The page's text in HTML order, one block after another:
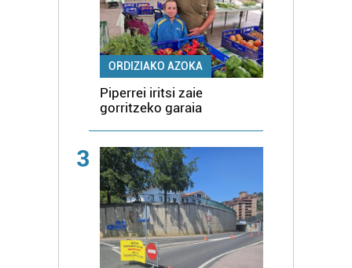
ORDIZIAKO AZOKA
Piperrei iritsi zaie
gorritzeko garaia
3